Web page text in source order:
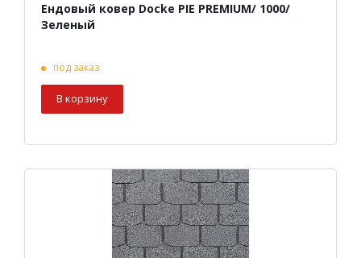
Ендовый ковер Docke PIE PREMIUM/ 1000/
Зеленый
под заказ
В корзину